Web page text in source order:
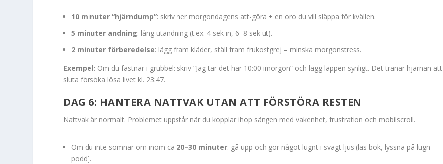
10 minuter “hjärndump”: skriv ner morgondagens att-göra + en oro du vill släppa för kvällen.
5 minuter andning: lång utandning (t.ex. 4 sek in, 6–8 sek ut).
2 minuter förberedelse: lägg fram kläder, ställ fram frukostgrej – minska morgonstress.
Exempel: Om du fastnar i grubbel: skriv “Jag tar det här 10:00 imorgon” och lägg lappen synligt. Det tränar hjärnan att
sluta försöka lösa livet kl. 23:47.
DAG 6: HANTERA NATTVAK UTAN ATT FÖRSTÖRA RESTEN
Nattvak är normalt. Problemet uppstår när du kopplar ihop sängen med vakenhet, frustration och mobilscroll.
Om du inte somnar om inom ca 20–30 minuter: gå upp och gör något lugnt i svagt ljus (läs bok, lyssna på lugn
podd).